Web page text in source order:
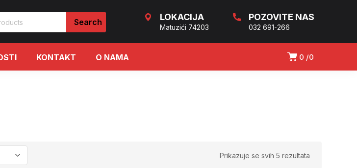
LOKACIJA
Matuzići 74203
POZOVITE NAS
032 691-266
0 0
KONTAKT O NAMA
Prikazuje se svih 5 rezultata